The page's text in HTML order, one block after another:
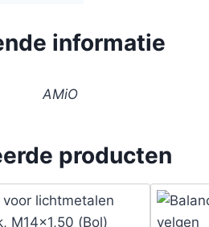
informatie
AMiO
producten